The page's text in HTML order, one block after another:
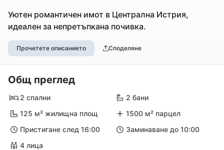
Уютен романтичен имот в Централна Истрия,
идеален за непретъпкана почивка.
Прочетете описанието Споделяне
Общ преглед
2 спални
2 бани
125 м² жилищна площ
1500 м² парцел
Пристигане след 16:00
Заминаване до 10:00
4 лица